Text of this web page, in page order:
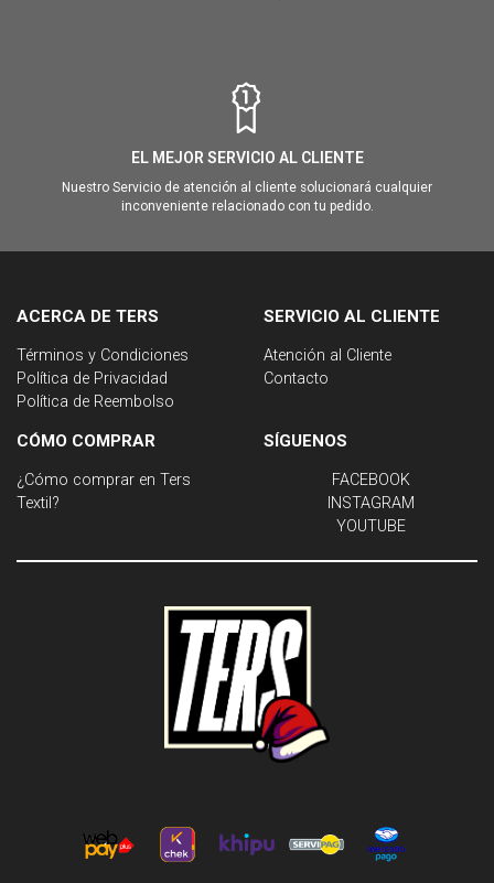
EL MEJOR SERVICIO AL CLIENTE
Nuestro Servicio de atención al cliente solucionará cualquier
inconveniente relacionado con tu pedido.
ACERCA DE TERS
Términos y Condiciones
Política de Privacidad
Política de Reembolso
SERVICIO AL CLIENTE
Atención al Cliente
Contacto
CÓMO COMPRAR
¿Cómo comprar en Ters
Textil?
SÍGUENOS
FACEBOOK
INSTAGRAM
YOUTUBE